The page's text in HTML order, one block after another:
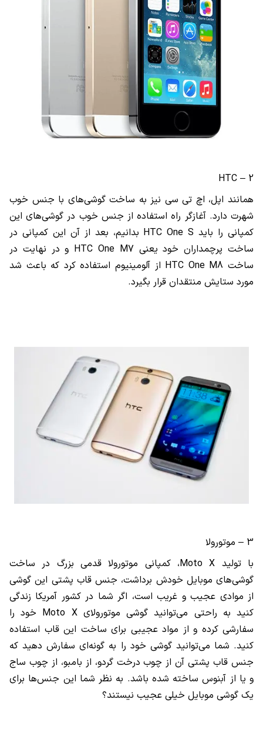
2 –
HTC
همانند اپل، اچ تی سی نیز به ساخت گوشی‌های با جنس خوب
شهرت دارد. آغازگر راه استفاده از جنس خوب در گوشی‌های این
کمپانی را باید HTC One S بدانیم، بعد از آن این کمپانی در
ساخت پرچمداران خود یعنیHTC One M7 و در نهایت در
ساخت HTC One M8 از آلومینیوم استفاده کرد که باعث شد
مورد ستایش منتقدان قرار بگیرد.
3 – موتورولا
با تولید Moto X، کمپانی موتورولا قدمی بزرگ در ساخت
گوشی‌های موبایل خودش برداشت، جنس قاب پشتی این گوشی
از موادی عجیب و غریب است، اگر شما در کشور آمریکا زندگی
کنید به راحتی می‌توانید گوشی موتورولایMoto X خود را
سفارشی کرده و از مواد عجیبی برای ساخت این قاب استفاده
کنید. شما می‌توانید گوشی خود را به گونه‌ای سفارش دهید که
جنس قاب پشتی آن از چوب درخت گردو، از بامبو، از چوب ساج
و یا از آبنوس ساخته شده باشد. به نظر شما این جنس‌ها برای
یک گوشی موبایل خیلی عجیب نیستند؟